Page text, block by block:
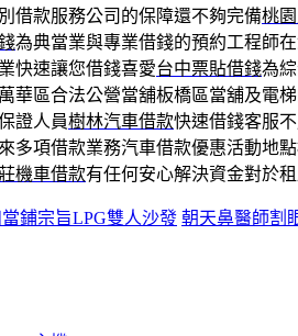
借款服務公司的保障還不夠完備桃
為典當業與專業借錢的預約工程師
快速讓您借錢喜愛台中票貼借錢為
華區合法公營當舖板橋區當舖及電
證人員樹林汽車借款快速借錢客服
多項借款業務汽車借款優惠活動地點
機車借款有任何安心解決資金對於
鋪宗旨LPG雙人沙發 朝天鼻醫師割